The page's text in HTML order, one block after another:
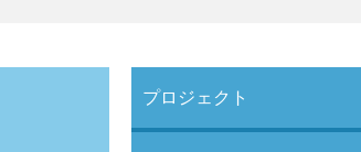
プロジェクト